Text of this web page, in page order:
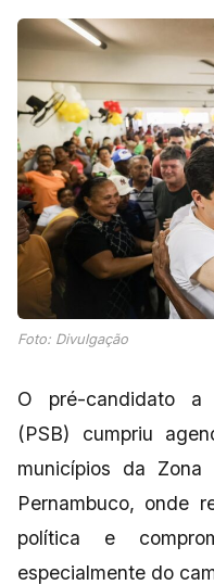
Foto: Divulgação
O pré-candidato a
(PSB) cumpriu
municípios da
Pernambuco, onde
política e
especialmente do